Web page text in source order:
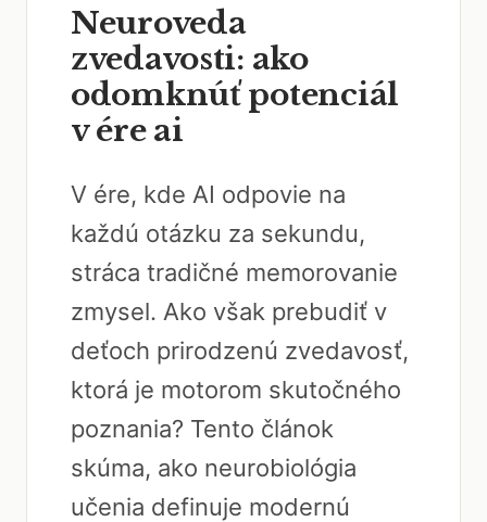
Neuroveda
zvedavosti: ako
odomknúť potenciál
v ére ai
V ére, kde AI odpovie na
každú otázku za sekundu,
stráca tradičné memorovanie
zmysel. Ako však prebudiť v
deťoch prirodzenú zvedavosť,
ktorá je motorom skutočného
poznania? Tento článok
skúma, ako neurobiológia
učenia definuje modernú